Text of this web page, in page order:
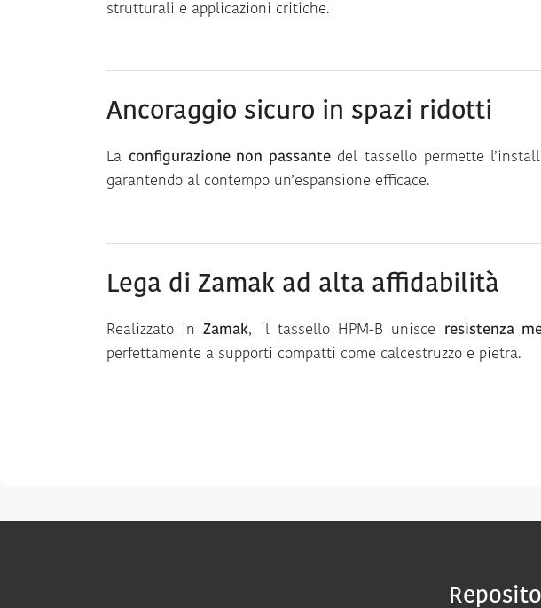
strutturali e applicazioni critiche.
Ancoraggio sicuro in spazi ridotti
La configurazione non passantedel tassello permette
garantendo al contempo un’espansione efficace.
Lega di Zamak ad alta affidabilità
Realizzato inZamak, il tassello HPM-B unisce resistenza
perfettamente a supporti compatti come calcestruzzo e pietra.